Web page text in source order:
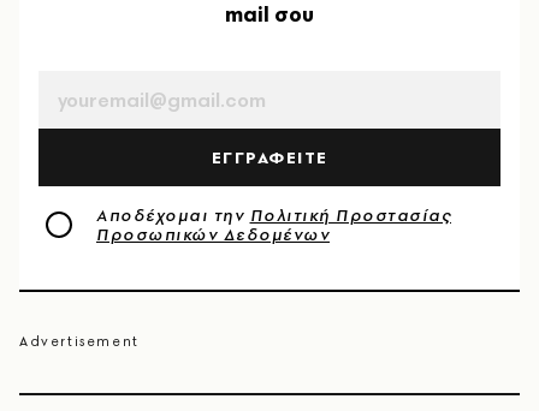
mail σου
ΕΓΓΡΑΦΕΙΤΕ
Αποδέχομαι την Πολιτική Προστασίας
Προσωπικών Δεδομένων